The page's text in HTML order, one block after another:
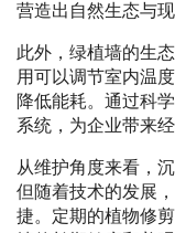
营造出自然生态与
此外，绿植墙的生
用可以调节室内温
降低能耗。通过科
系统，为企业带来
从维护角度来看，
但随着技术的发展
捷。定期的植物修